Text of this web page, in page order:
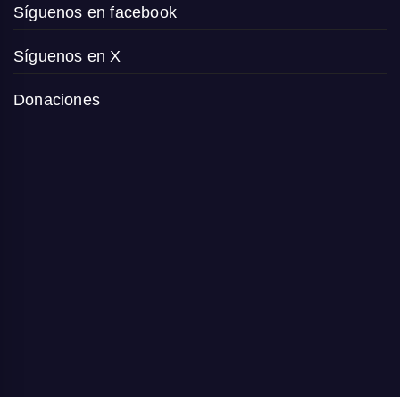
Síguenos en facebook
Síguenos en X
Donaciones